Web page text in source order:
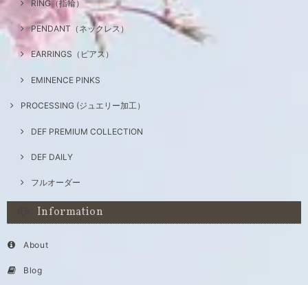
RING（指輪）
PENDANT（ネックレス）
EARRINGS（ピアス）
EMINENCE PINKS
PROCESSING (ジュエリー加工）
DEF PREMIUM COLLECTION
DEF DAILY
フルオーダー
Information
About
Blog